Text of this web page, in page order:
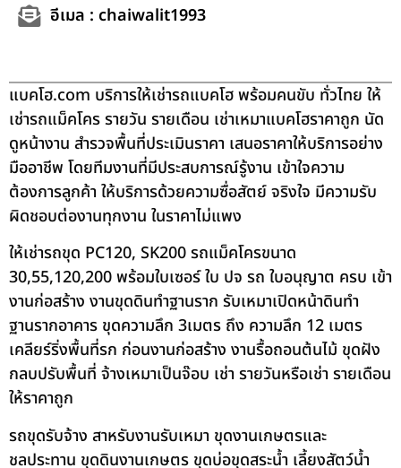
อีเมล : chaiwalit1993
แบคโฮ.com บริการให้เช่ารถแบคโฮ พร้อมคนขับ ทั่วไทย ให้
เช่ารถแม็คโคร รายวัน รายเดือน เช่าเหมาแบคโฮราคาถูก นัด
ดูหน้างาน สำรวจพื้นที่ประเมินราคา เสนอราคาให้บริการอย่าง
มืออาชีพ โดยทีมงานที่มีประสบการณ์รู้งาน เข้าใจความ
ต้องการลูกค้า ให้บริการด้วยความซื่อสัตย์ จริงใจ มีความรับ
ผิดชอบต่องานทุกงาน ในราคาไม่แพง
ให้เช่ารถขุด PC120, SK200 รถแม็คโครขนาด
30,55,120,200 พร้อมใบเซอร์ ใบ ปจ รถ ใบอนุญาต ครบ เข้า
งานก่อสร้าง งานขุดดินทำฐานราก รับเหมาเปิดหน้าดินทำ
ฐานรากอาคาร ขุดความลึก 3เมตร ถึง ความลึก 12 เมตร
เคลียร์ริ่งพื้นที่รก ก่อนงานก่อสร้าง งานรื้อถอนต้นไม้ ขุดฝัง
กลบปรับพื้นที่ จ้างเหมาเป็นจ๊อบ เช่า รายวันหรือเช่า รายเดือน
ให้ราคาถูก
รถขุดรับจ้าง สาหรับงานรับเหมา ขุดงานเกษตรและ
ชลประทาน ขุดดินงานเกษตร ขุดบ่อขุดสระน้ำ เลี้ยงสัตว์น้ำ